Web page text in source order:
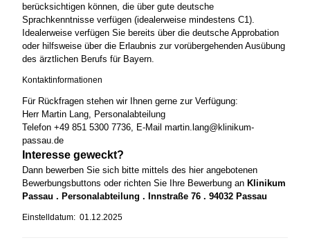
berücksichtigen können, die über gute deutsche
Sprachkenntnisse verfügen (idealerweise mindestens C1).
Idealerweise verfügen Sie bereits über die deutsche Approbation
oder hilfsweise über die Erlaubnis zur vorübergehenden Ausübung
des ärztlichen Berufs für Bayern.
Kontaktinformationen
Für Rückfragen stehen wir Ihnen gerne zur Verfügung:
Herr Martin Lang, Personalabteilung
Telefon +49 851 5300 7736, E-Mail martin.lang@klinikum-
passau.de
Interesse geweckt?
Dann bewerben Sie sich bitte mittels des hier angebotenen
Bewerbungsbuttons oder richten Sie Ihre Bewerbung an Klinikum
Passau . Personalabteilung . Innstraße 76 . 94032 Passau
Einstelldatum: 01.12.2025